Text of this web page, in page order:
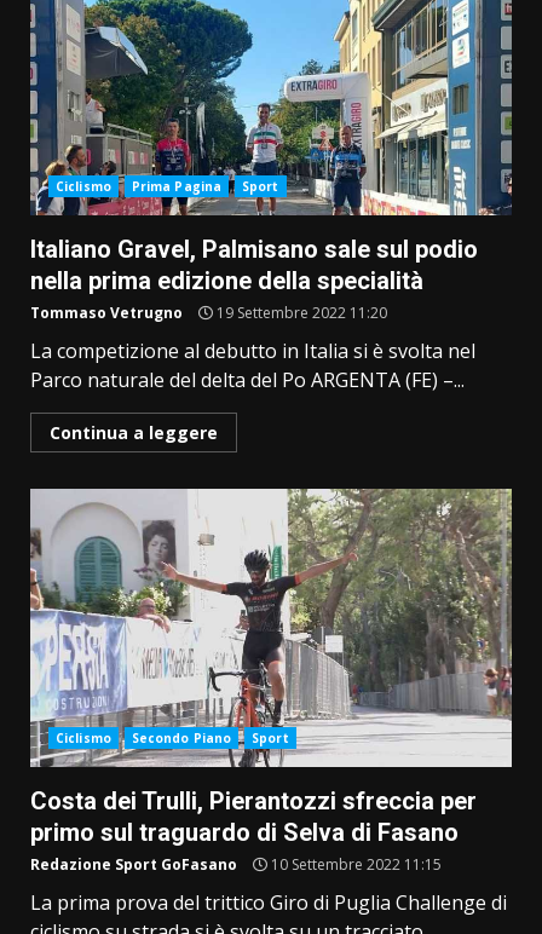
Ciclismo Prima Pagina Sport
Italiano Gravel, Palmisano sale sul podio
nella prima edizione della specialità
Tommaso Vetrugno 19 Settembre 2022 11:20
La competizione al debutto in Italia si è svolta nel
Parco naturale del delta del Po ARGENTA (FE) –...
Continua a leggere
Ciclismo Secondo Piano Sport
Costa dei Trulli, Pierantozzi sfreccia per
primo sul traguardo di Selva di Fasano
Redazione Sport GoFasano 10 Settembre 2022 11:15
La prima prova del trittico Giro di Puglia Challenge di